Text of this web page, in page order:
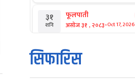
३१
शनि
फूलपाती
असोज ३१ , २०८३-Oct 17, 2026
१
आइत
कार्तिक सङ्क्रान्ति
कार्तिक १, २०८३
सिफारिस